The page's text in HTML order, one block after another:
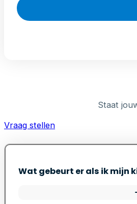
Staat
Vraag stellen
Wat gebeurt er als ik mijn